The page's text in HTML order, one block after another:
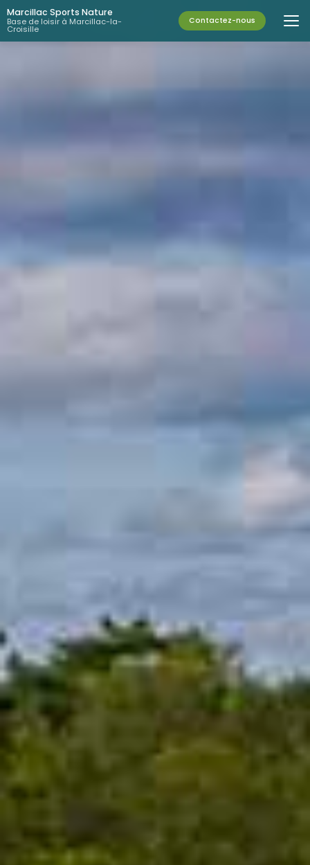
Aller
au
contenu
principal
Marcillac Sports Nature
Base de loisir à Marcillac-la-
Croisille
Contactez-nous